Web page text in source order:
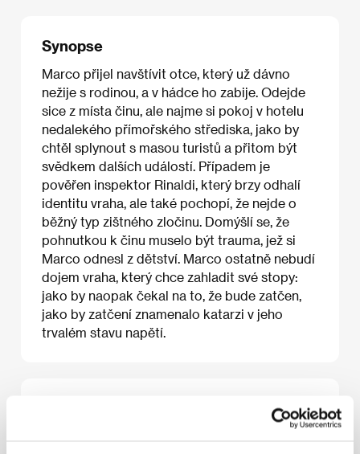
Synopse
Marco přijel navštívit otce, který už dávno
nežije s rodinou, a v hádce ho zabije. Odejde
sice z místa činu, ale najme si pokoj v hotelu
nedalekého přímořského střediska, jako by
chtěl splynout s masou turistů a přitom být
svědkem dalších událostí. Případem je
pověřen inspektor Rinaldi, který brzy odhalí
identitu vraha, ale také pochopí, že nejde o
běžný typ zištného zločinu. Domýšlí se, že
pohnutkou k činu muselo být trauma, jež si
Marco odnesl z dětství. Marco ostatně nebudí
dojem vraha, který chce zahladit své stopy:
jako by naopak čekal na to, že bude zatčen,
jako by zatčení znamenalo katarzi v jeho
trvalém stavu napětí.